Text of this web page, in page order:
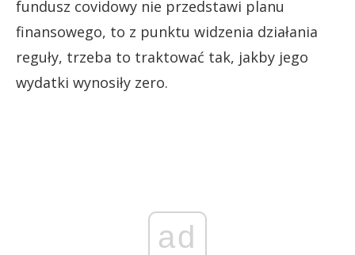
fundusz covidowy nie przedstawi planu
finansowego, to z punktu widzenia działania
reguły, trzeba to traktować tak, jakby jego
wydatki wynosiły zero.
ad